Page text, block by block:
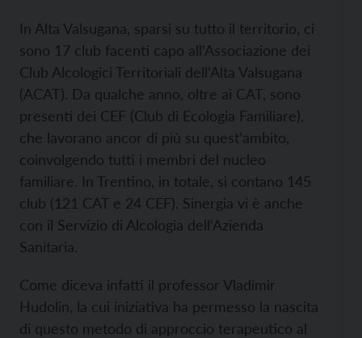
In Alta Valsugana, sparsi su tutto il territorio, ci
sono 17 club facenti capo all’Associazione dei
Club Alcologici Territoriali dell’Alta Valsugana
(ACAT). Da qualche anno, oltre ai CAT, sono
presenti dei CEF (Club di Ecologia Familiare),
che lavorano ancor di più su quest’ambito,
coinvolgendo tutti i membri del nucleo
familiare. In Trentino, in totale, si contano 145
club (121 CAT e 24 CEF). Sinergia vi è anche
con il Servizio di Alcologia dell’Azienda
Sanitaria.
Come diceva infatti il professor Vladimir
Hudolin, la cui iniziativa ha permesso la nascita
di questo metodo di approccio terapeutico al